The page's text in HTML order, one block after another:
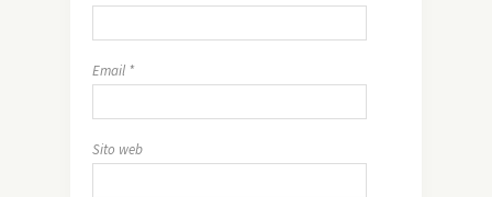
Email *
Sito web